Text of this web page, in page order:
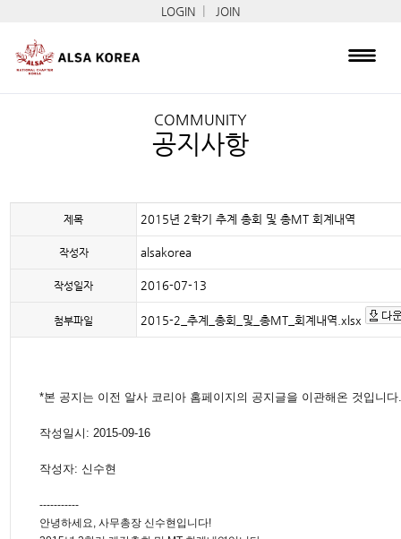
LOGIN JOIN
COMMUNITY
공지사항
제목 2015년 2학기 추계 총회 및 총MT 회계내역
작성자 alsakorea
작성일자 2016-07-13
첨부파일 2015-2_추계_총회_및_총MT_회계내역.xlsx
*본 공지는 이전 알사 코리아 홈페이지의 공지글을 이관해온 것입니다
작성일시: 2015-09-16
작성자: 신수현
-----------
안녕하세요, 사무총장 신수현입니다!